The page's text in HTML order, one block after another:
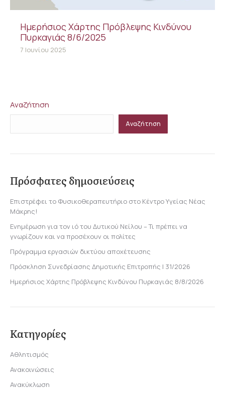
Ημερήσιος Χάρτης Πρόβλεψης Κινδύνου
Πυρκαγιάς 8/6/2025
7 Ιουνίου 2025
Αναζήτηση
Αναζήτηση
Πρόσφατες δημοσιεύσεις
Επιστρέφει το Φυσικοθεραπευτήριο στο Κέντρο Υγείας Νέας
Μάκρης!
Ενημέρωση για τον ιό του Δυτικού Νείλου – Τι πρέπει να
γνωρίζουν και να προσέχουν οι πολίτες
Πρόγραμμα εργασιών δικτύου αποχέτευσης
Πρόσκληση Συνεδρίασης Δημοτικής Επιτροπής | 31/2026
Ημερήσιος Χάρτης Πρόβλεψης Κινδύνου Πυρκαγιάς 8/8/2026
Κατηγορίες
Αθλητισμός
Ανακοινώσεις
Ανακύκλωση